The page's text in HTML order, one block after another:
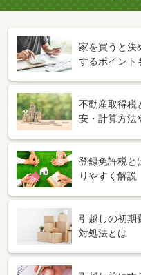
家を買うと決
するポイント
不動産取得税
安・計算方法
登録免許税と
りやすく解説
引越しの初期
対処法とは